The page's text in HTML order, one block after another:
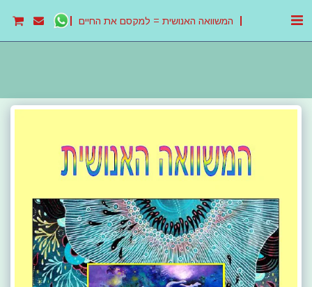
המשוואה האנושית = למקסם את החיים